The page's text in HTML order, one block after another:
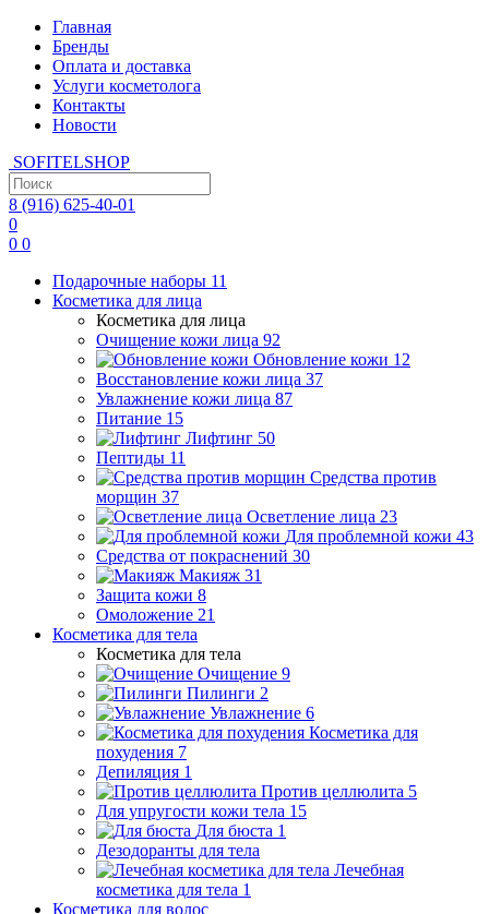
Главная
Бренды
Оплата и доставка
Услуги косметолога
Контакты
Новости
SOFITELSHOP
8 (916) 625-40-01
0
0 0
Подарочные наборы 11
Косметика для лица
Косметика для лица
Очищение кожи лица 92
Обновление кожи 12
Восстановление кожи лица 37
Увлажнение кожи лица 87
Питание 15
Лифтинг 50
Пептиды 11
Средства против
морщин 37
Осветление лица 23
Для проблемной кожи 43
Средства от покраснений 30
Макияж 31
Защита кожи 8
Омоложение 21
Косметика для тела
Косметика для тела
Очищение 9
Пилинги 2
Увлажнение 6
Косметика для
похудения 7
Депиляция 1
Против целлюлита 5
Для упругости кожи тела 15
Для бюста 1
Дезодоранты для тела
Лечебная
косметика для тела 1
Косметика для волос